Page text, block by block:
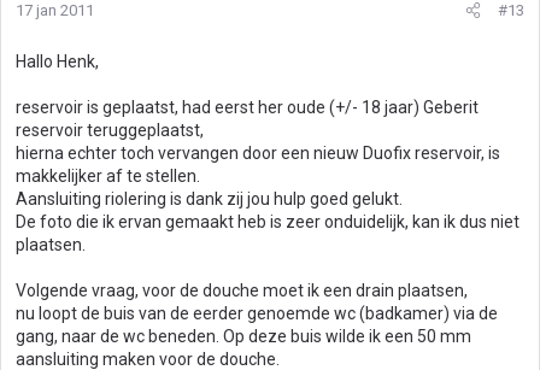
17 jan 2011 #13
Hallo Henk,
reservoir is geplaatst, had eerst her oude (+/- 18 jaar) Geberit
reservoir teruggeplaatst,
hierna echter toch vervangen door een nieuw Duofix reservoir, is
makkelijker af te stellen.
Aansluiting riolering is dank zij jou hulp goed gelukt.
De foto die ik ervan gemaakt heb is zeer onduidelijk, kan ik dus niet
plaatsen.
Volgende vraag, voor de douche moet ik een drain plaatsen,
nu loopt de buis van de eerder genoemde wc (badkamer) via de
gang, naar de wc beneden. Op deze buis wilde ik een 50 mm
aansluiting maken voor de douche.